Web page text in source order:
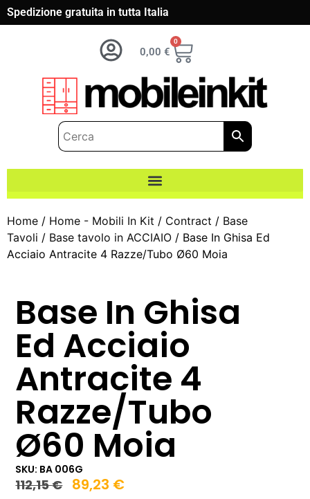
Spedizione gratuita in tutta Italia
0,00 €
0
Home / Home - Mobili In Kit / Contract / Base
Tavoli / Base tavolo in ACCIAIO / Base In Ghisa Ed
Acciaio Antracite 4 Razze/Tubo Ø60 Moia
Base In Ghisa
Ed Acciaio
Antracite 4
Razze/Tubo
Ø60 Moia
SKU: BA 006G
112,15€ 89,23 €